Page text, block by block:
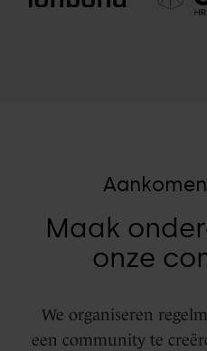
Maak
onze
We organiseren
een community te